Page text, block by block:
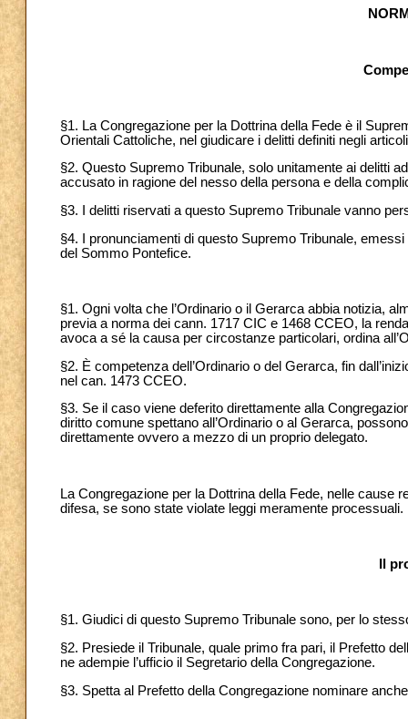
§1. La Congregazione per la Dottrina della Fede è il
Orientali Cattoliche, nel giudicare i delitti definiti negli
§2. Questo Supremo Tribunale, solo unitamente ai delitti
accusato in ragione del nesso della persona e della
§3. I delitti riservati a questo Supremo Tribunale vanno
§4. I pronunciamenti di questo Supremo Tribunale,
del Sommo Pontefice.
§1. Ogni volta che l’Ordinario o il Gerarca abbia notizia,
previa a norma dei cann. 1717 CIC e 1468 CCEO, la
avoca a sé la causa per circostanze particolari, ordina
§2. È competenza dell’Ordinario o del Gerarca, fin
nel can. 1473 CCEO.
§3. Se il caso viene deferito direttamente alla
diritto comune spettano all’Ordinario o al Gerarca,
direttamente ovvero a mezzo di un proprio delegato.
La Congregazione per la Dottrina della Fede, nelle cause
difesa, se sono state violate leggi meramente processuali.
Il
§1. Giudici di questo Supremo Tribunale sono, per lo
§2. Presiede il Tribunale, quale primo fra pari, il Prefetto
ne adempie l’ufficio il Segretario della Congregazione.
§3. Spetta al Prefetto della Congregazione nominare